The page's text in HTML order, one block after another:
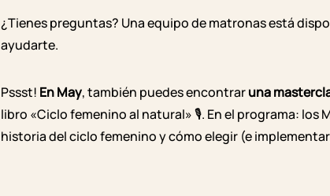
¿Tienes preguntas? Una equipo de matronas está
ayudarte.
Pssst! En May, también puedes encontraruna
libro «Ciclo femenino al natural» 🎙️. En el programa: los
historia del ciclo femenino y cómo elegir (e